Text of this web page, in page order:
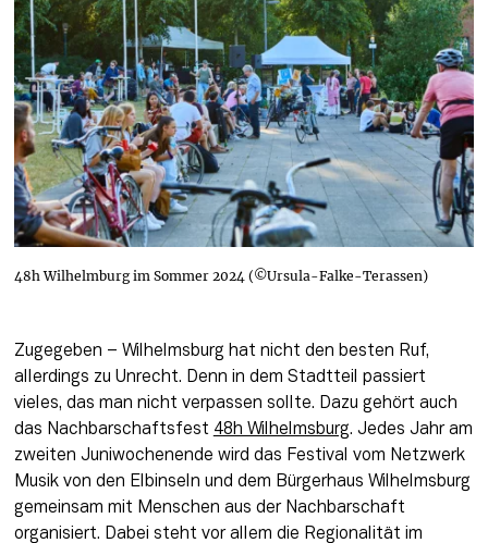
48h Wilhelmburg im Sommer 2024 (©Ursula-Falke-Terassen)
Zugegeben – Wilhelmsburg hat nicht den besten Ruf,
allerdings zu Unrecht. Denn in dem Stadtteil passiert
vieles, das man nicht verpassen sollte. Dazu gehört auch
das Nachbarschaftsfest 48h Wilhelmsburg. Jedes Jahr am
zweiten Juniwochenende wird das Festival vom Netzwerk
Musik von den Elbinseln und dem Bürgerhaus Wilhelmsburg
gemeinsam mit Menschen aus der Nachbarschaft
organisiert. Dabei steht vor allem die Regionalität im